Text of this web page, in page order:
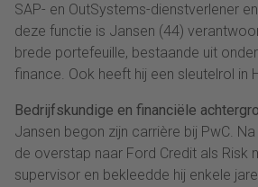
SAP- en OutSystems-dienstverlener
deze functie is Jansen (44)
brede portefeuille, bestaande uit
finance. Ook heeft hij een sleutelrol in
Bedrijfskundige en financiële
Jansen begon zijn carrière bij PwC.
de overstap naar Ford Credit als Risk
supervisor en bekleedde hij enkele